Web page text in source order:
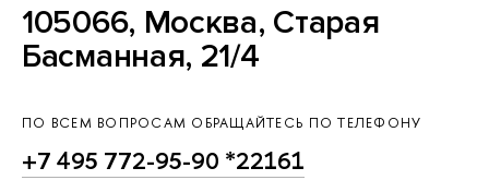
105066, Москва, Старая
Басманная, 21/4
ПО ВСЕМ ВОПРОСАМ ОБРАЩАЙТЕСЬ ПО ТЕЛЕФОНУ
+7 495 772-95-90 *22161